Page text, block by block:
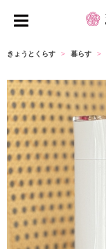
ょ
と
く
ら
きょうとくらす 暮らす